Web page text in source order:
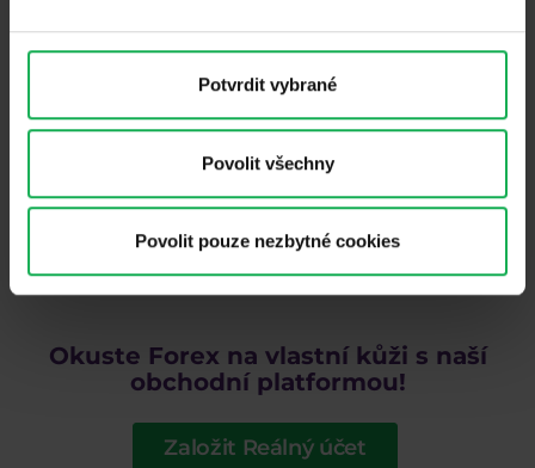
Potvrdit vybrané
Povolit všechny
Povolit pouze nezbytné cookies
obchodovat 50, 000 EUR. Dva loty jsou 200,000
Kromě toho můžete otevřít obchod s tržní exekucí,
což znamená, že bude proveden za aktuální tržní
cenu, nebo můžete použít čekající příkazy - příkazy
loss a také profit při otevření obchodu, nebo je
můžete přidat později.
Okuste Forex na vlastní kůži s naší
obchodní platformou!
Založit Reálný účet